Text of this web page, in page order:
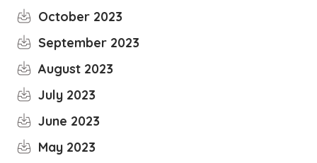
October 2023
September 2023
August 2023
July 2023
June 2023
May 2023